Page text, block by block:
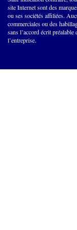
site Internet sont des
ou ses sociétés affiliées.
commerciales ou des
sans l’accord écrit
l’entreprise.